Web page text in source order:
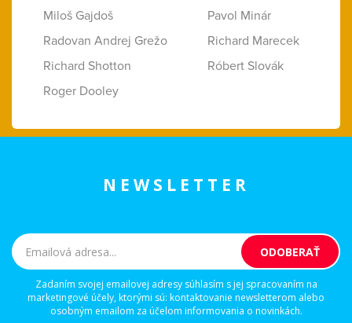
Miloš Gajdoš
Pavol Minár
Radovan Andrej Grežo
Richard Marecek
Richard Shotton
Róbert Slovák
Roger Dooley
NEWSLETTER
Zadaním svojej emailovej adresy súhlasím s jej spracovaním na
marketingové účely, ktorými sú: kontaktovanie newsletterom alebo
osobným emailom za účelom informovania o novinkách.